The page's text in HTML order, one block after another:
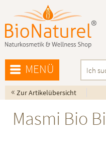
MENÜ
« Zur Artikelübersicht
Masmi Bio